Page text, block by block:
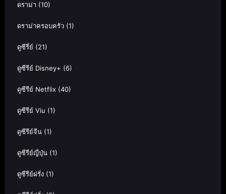
ดราม่า (10)
ดราม่าครอบครัว (1)
ดูซีรี่ย์ (21)
ดูซีรีย์ Disney+ (6)
ดูซีรีย์ Netflix (40)
ดูซีรีย์ Viu (1)
ดูซีรีย์จีน (1)
ดูซีรีย์ญี่ปุ่น (1)
ดูซีรีย์ฝรั่ง (1)